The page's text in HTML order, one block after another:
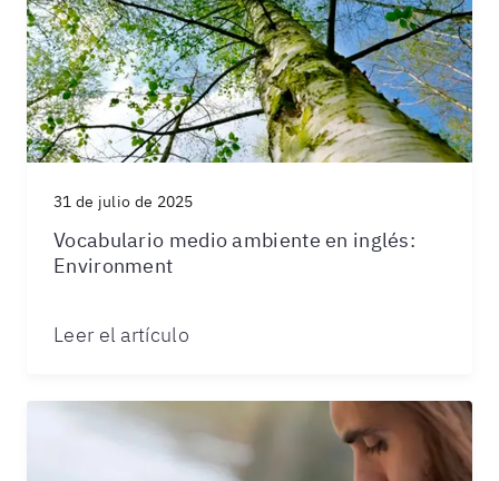
31 de julio de 2025
Vocabulario medio ambiente en inglés:
Environment
Leer el artículo